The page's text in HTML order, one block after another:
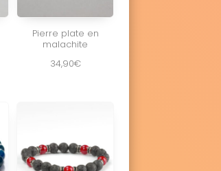
Pierre plate en
malachite
34,90€